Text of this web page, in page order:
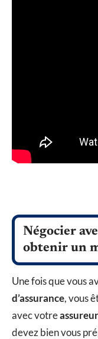
Négocier
obtenir un
Une fois que vous
d’assurance, vous
avec votre
devez bien vous